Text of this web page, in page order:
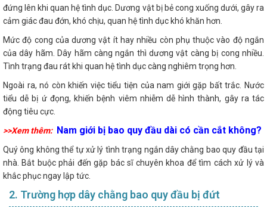
đứng lên khi quan hệ tình dục. Dương vật bị bẻ cong xuống dưới, gây ra
cảm giác đau đớn, khó chịu, quan hệ tình dục khó khăn hơn.
Mức độ cong của dương vật ít hay nhiều còn phụ thuộc vào độ ngắn
của dây hãm. Dây hãm càng ngắn thì dương vật càng bị cong nhiều.
Tình trạng đau rát khi quan hệ tình dục càng nghiêm trọng hơn.
Ngoài ra, nó còn khiến việc tiểu tiện của nam giới gặp bất trắc. Nước
tiểu dễ bị ứ đọng, khiến bệnh viêm nhiễm dễ hình thành, gây ra tác
động tiêu cực.
>>Xem thêm: Nam giới bị bao quy đầu dài có cần cắt không?
Quý ông không thể tự xử lý tình trạng ngắn dây chằng bao quy đầu tại
nhà. Bắt buộc phải đến gặp bác sĩ chuyên khoa để tìm cách xử lý và
khắc phục ngay lập tức.
2. Trường hợp dây chằng bao quy đầu bị đứt